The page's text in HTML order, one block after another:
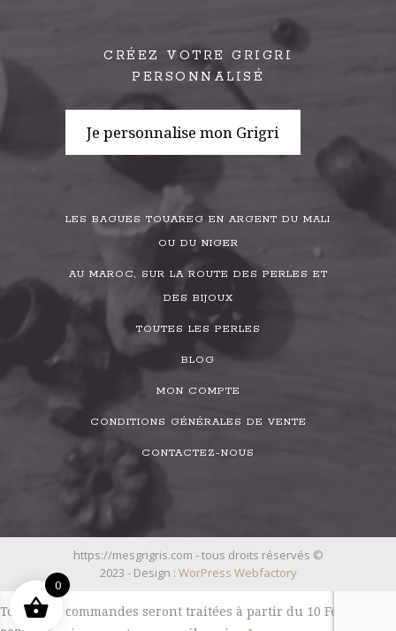
CRÉEZ VOTRE GRIGRI
PERSONNALISÉ
Je personnalise mon Grigri
LES BAGUES TOUAREG EN ARGENT DU MALI
OU DU NIGER
AU MAROC, SUR LA ROUTE DES PERLES ET
DES BIJOUX
TOUTES LES PERLES
BLOG
MON COMPTE
CONDITIONS GÉNÉRALES DE VENTE
CONTACTEZ-NOUS
https://mesgrigris.com - tous droits réservés ©
2023 - Design : WorPress Webfactory
Toutes les commandes seront traitées à partir du 10 Février
0